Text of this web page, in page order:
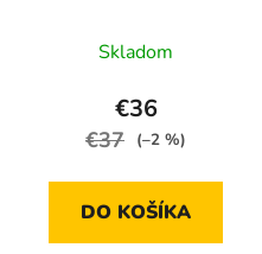
Skladom
€36
€37 (–2 %)
DO KOŠÍKA